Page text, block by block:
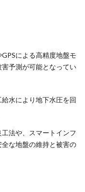
による高精度地盤モ
予測が可能となってい
水により地下水圧を回
法や、スマートインフ
な地盤の維持と被害の